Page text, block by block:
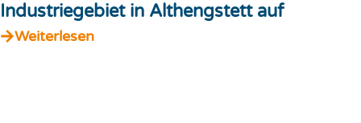
Industriegebiet in Althengstett auf
Weiterlesen